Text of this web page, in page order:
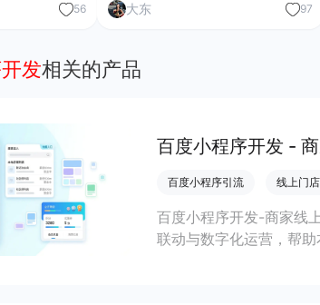
56 大东 97
发相关的产品
百度小程序开发 -
百度小程序引流 线上门
百度小程序开发-商家线
联动与数字化运营，帮